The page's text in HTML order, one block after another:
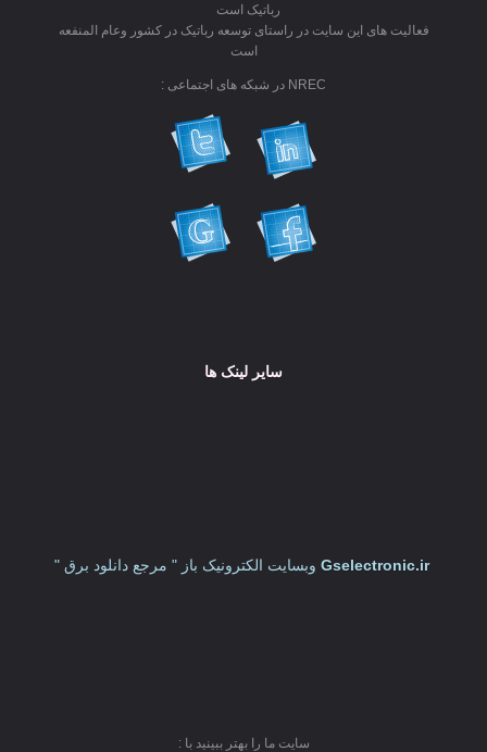
رباتیک است
فعالیت های این سایت در راستای توسعه رباتیک در کشور وعام المنفعه
است
NREC در شبکه های اجتماعی :
سایر لینک ها
Gselectronic.irوبسایت الکترونیک باز " مرجع دانلود برق "
سایت ما را بهتر ببینید با :